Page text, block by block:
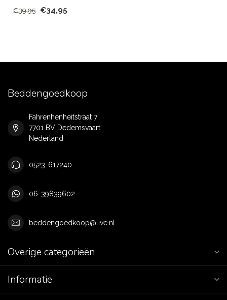
€39,95 €34,95
Beddengoedkoop
Fahrenhenheitstraat 7
7701 BV Dedemsvaart
Nederland
0523-617240
06-39839602
beddengoedkoop@live.nl
Overige categorieën
Informatie